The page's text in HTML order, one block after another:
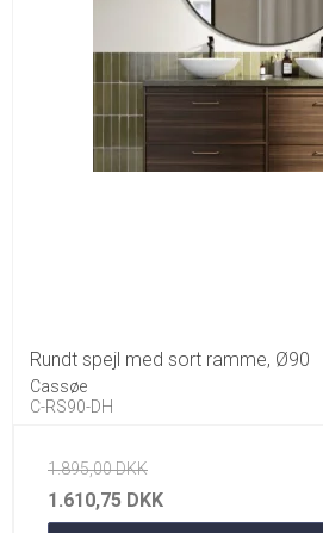
Rundt spejl med sort ramme, Ø90
Cassøe
C-RS90-DH
1.895,00 DKK
1.610,75 DKK